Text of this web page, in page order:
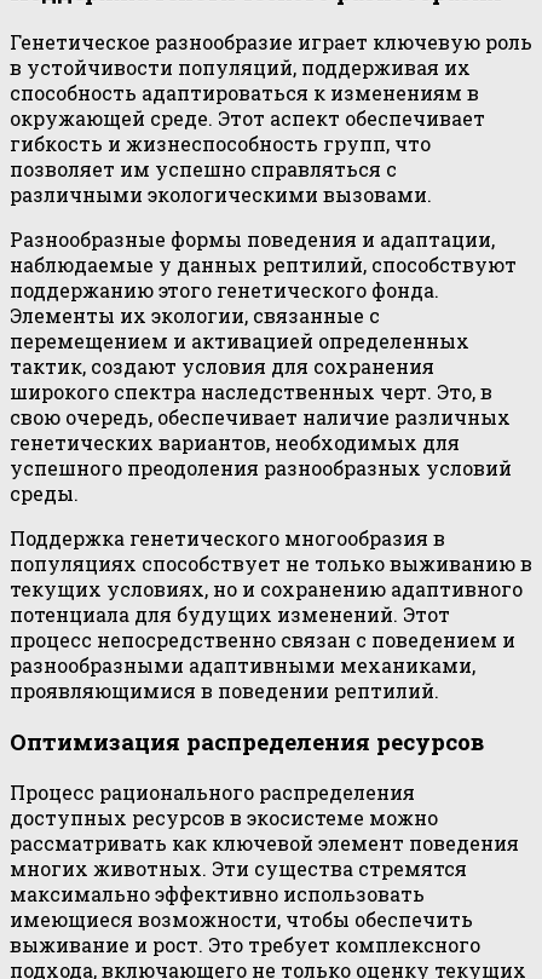
Генетическое разнообразие играет ключевую роль
в устойчивости популяций, поддерживая их
способность адаптироваться к изменениям в
окружающей среде. Этот аспект обеспечивает
гибкость и жизнеспособность групп, что
позволяет им успешно справляться с
различными экологическими вызовами.
Разнообразные формы поведения и адаптации,
наблюдаемые у данных рептилий, способствуют
поддержанию этого генетического фонда.
Элементы их экологии, связанные с
перемещением и активацией определенных
тактик, создают условия для сохранения
широкого спектра наследственных черт. Это, в
свою очередь, обеспечивает наличие различных
генетических вариантов, необходимых для
успешного преодоления разнообразных условий
среды.
Поддержка генетического многообразия в
популяциях способствует не только выживанию в
текущих условиях, но и сохранению адаптивного
потенциала для будущих изменений. Этот
процесс непосредственно связан с поведением и
разнообразными адаптивными механиками,
проявляющимися в поведении рептилий.
Оптимизация распределения ресурсов
Процесс рационального распределения
доступных ресурсов в экосистеме можно
рассматривать как ключевой элемент поведения
многих животных. Эти существа стремятся
максимально эффективно использовать
имеющиеся возможности, чтобы обеспечить
выживание и рост. Это требует комплексного
подхода, включающего не только оценку текущих